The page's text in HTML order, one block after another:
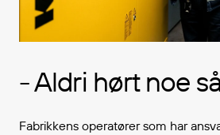
- Aldri hørt noe
Fabrikkens operatører som har